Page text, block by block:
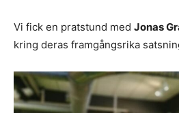
Vi fick en pratstund med Jonas
kring deras framgångsrika